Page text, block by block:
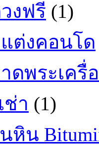
งฟรี (1)
ต่งคอนโด
ดพระเครื่
ช่า (1)
หิน